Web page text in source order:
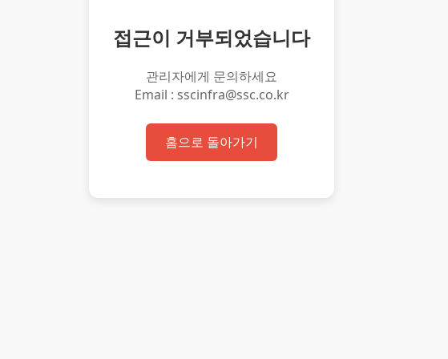
접근이 거부되었습니다
관리자에게 문의하세요
Email : sscinfra@ssc.co.kr
홈으로 돌아가기